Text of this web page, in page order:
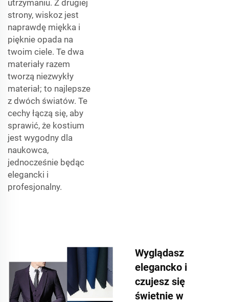
utrzymaniu. Z drugiej
strony, wiskoz jest
naprawdę miękka i
pięknie opada na
twoim ciele. Te dwa
materiały razem
tworzą niezwykły
materiał; to najlepsze
z dwóch światów. Te
cechy łączą się, aby
sprawić, że kostium
jest wygodny dla
naukowca,
jednocześnie będąc
elegancki i
profesjonalny.
Wyglądasz
elegancko i
czujesz się
świetnie w